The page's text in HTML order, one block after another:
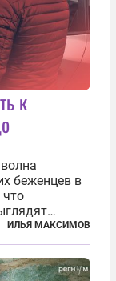
к
беженцев в
к
случай
ИЛЬЯ МАКСИМОВ